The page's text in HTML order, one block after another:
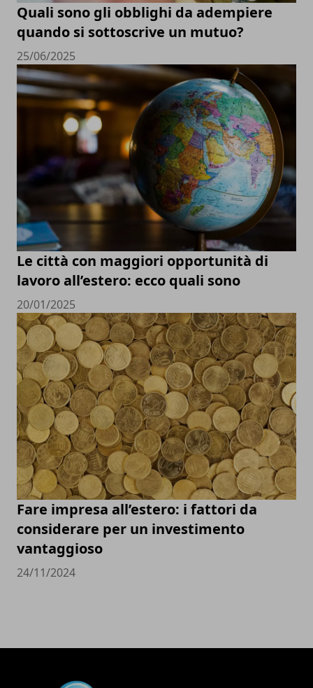
Quali sono gli obblighi da adempiere
quando si sottoscrive un mutuo?
25/06/2025
Le città con maggiori opportunità di
lavoro all’estero: ecco quali sono
20/01/2025
Fare impresa all’estero: i fattori da
considerare per un investimento
vantaggioso
24/11/2024